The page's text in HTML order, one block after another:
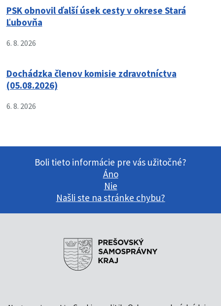
PSK obnovil ďalší úsek cesty v okrese Stará
Ľubovňa
6. 8. 2026
Dochádzka členov komisie zdravotníctva
(05.08.2026)
6. 8. 2026
Boli tieto informácie pre vás užitočné?
Áno
Nie
Našli ste na stránke chybu?